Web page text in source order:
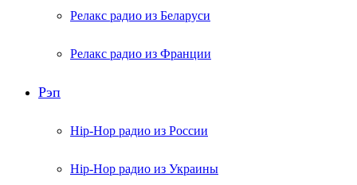
Релакс радио из Беларуси
Релакс радио из Франции
Рэп
Hip-Hop радио из России
Hip-Hop радио из Украины